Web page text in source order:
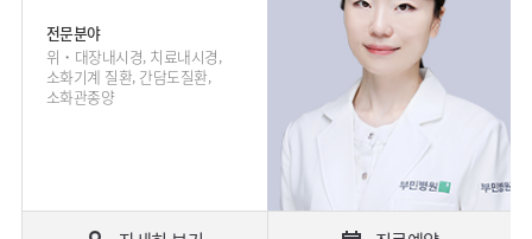
전문분야
위・대장내시경, 치료내시경,
소화기계 질환, 간담도질환,
소화관종양